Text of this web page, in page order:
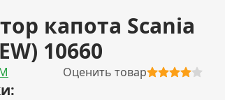
капота Scania
10660
Оценить товар